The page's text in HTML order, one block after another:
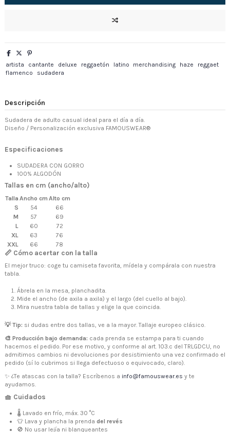
artista cantante deluxe reggaetón latino merchandising haze
reggaet
flamenco
sudadera
Descripción
Sudadera de adulto casual ideal para el día a día.
Diseño / Personalización exclusiva FAMOUSWEAR®
Especificaciones
SUDADERA CON GORRO
100% ALGODÓN
Tallas en cm (ancho/alto)
Talla Ancho cm Alto cm
S
54
66
M
57
69
L
60
72
XL
63
76
XXL
66 78
📏 Cómo acertar con la talla
El mejor truco: coge tu camiseta favorita, mídela y compárala con nuestra
tabla.
Ábrela en la mesa, planchadita.
Mide el ancho (de axila a axila) y el largo (del cuello al bajo).
Mira nuestra tabla de tallas y elige la que coincida.
💡 Tip: si dudas entre dos tallas, ve a la mayor. Tallaje europeo clásico.
🎨 Producción bajo demanda: cada prenda se estampa para ti cuando
hacemos el pedido. Por ese motivo, y conforme al art. 103.c del TRLGDCU, no
admitimos cambios ni devoluciones por desistimiento una vez confirmado el
pedido (sí lo cubrimos si llega defectuoso o equivocado, claro).
✨ ¿Te atascas con la talla? Escríbenos a info@famouswear.es y te
ayudamos.
🧺 Cuidados
🌡 Lavado en frío, máx. 30 °C
👕 Lava y plancha la prenda del revés
🚫 No usar lejía ni blanqueantes